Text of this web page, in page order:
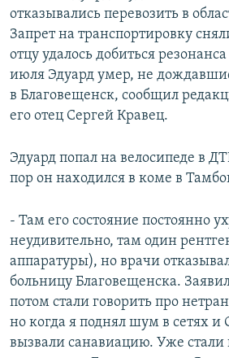
отказывались перевозить в
Запрет на транспортировку
отцу удалось добиться
июля Эдуард умер, не
в Благовещенск, сообщил
его отец Сергей Кравец.
Эдуард попал на велосипеде в
пор он находился в коме в
- Там его состояние постоянно
неудивительно, там один
аппаратуры), но врачи
больницу Благовещенска.
потом стали говорить про
но когда я поднял шум в сетях и
вызвали санавиацию. Уже стали